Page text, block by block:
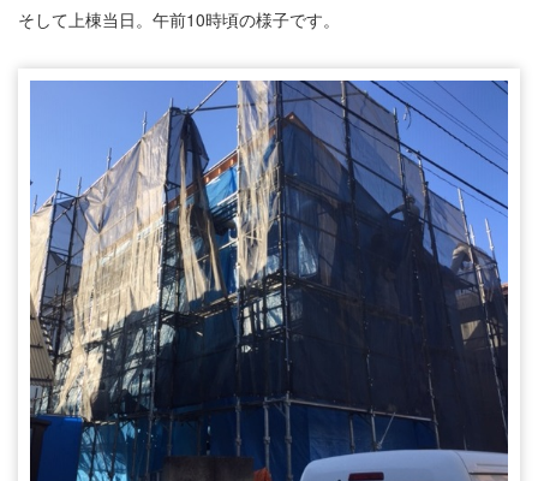
そして上棟当日。午前10時頃の様子です。